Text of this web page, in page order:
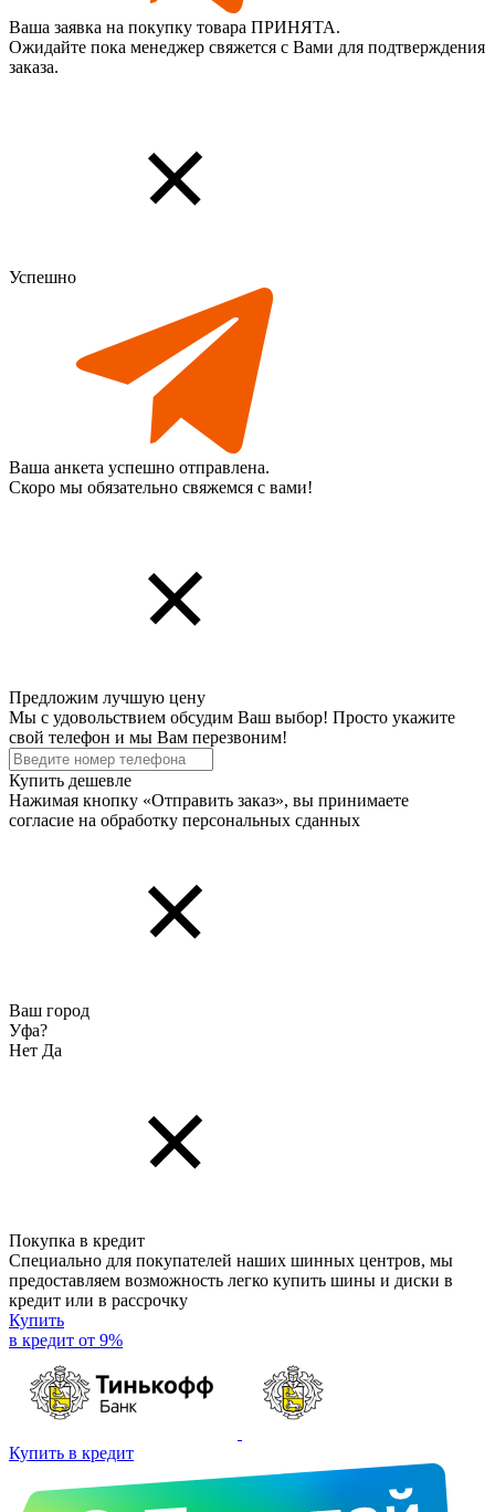
Ваша заявка на покупку товара ПРИНЯТА.
Ожидайте пока менеджер свяжется с Вами для подтверждения
заказа.
Успешно
Ваша анкета успешно отправлена.
Скоро мы обязательно свяжемся с вами!
Предложим лучшую цену
Мы с удовольствием обсудим Ваш выбор! Просто укажите
свой телефон и мы Вам перезвоним!
Купить дешевле
Нажимая кнопку «Отправить заказ», вы принимаете
согласие на обработку персональных cданных
Ваш город
Уфа?
Нет Да
Покупка в кредит
Специально для покупателей наших шинных центров, мы
предоставляем возможность легко купить шины и диски в
кредит или в рассрочку
Купить
в кредит от 9%
Купить в кредит